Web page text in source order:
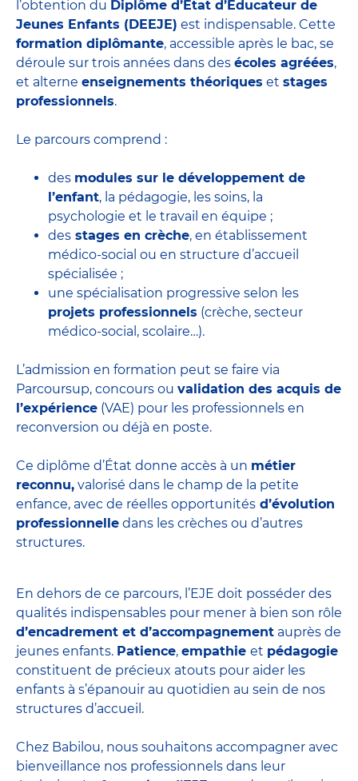
l’obtention du Diplôme d’État d’Éducateur de
Jeunes Enfants (DEEJE) est indispensable. Cette
formation diplômante, accessible après le bac, se
déroule sur trois années dans des écoles agréées,
et alterne enseignements théoriques et stages
professionnels.
Le parcours comprend :
des modules sur le développement de
l’enfant, la pédagogie, les soins, la
psychologie et le travail en équipe ;
des stages en crèche, en établissement
médico-social ou en structure d’accueil
spécialisée ;
une spécialisation progressive selon les
projets professionnels (crèche, secteur
médico-social, scolaire…).
L’admission en formation peut se faire via
Parcoursup, concours ou validation des acquis de
l’expérience (VAE) pour les professionnels en
reconversion ou déjà en poste.
Ce diplôme d’État donne accès à un métier
reconnu, valorisé dans le champ de la petite
enfance, avec de réelles opportunités d’évolution
professionnelle dans les crèches ou d’autres
structures.
En dehors de ce parcours, l’EJE doit posséder des
qualités indispensables pour mener à bien son rôle
d’encadrement et d’accompagnement auprès de
jeunes enfants. Patience, empathie et pédagogie
constituent de précieux atouts pour aider les
enfants à s’épanouir au quotidien au sein de nos
structures d’accueil.
Chez Babilou, nous souhaitons accompagner avec
bienveillance nos professionnels dans leur